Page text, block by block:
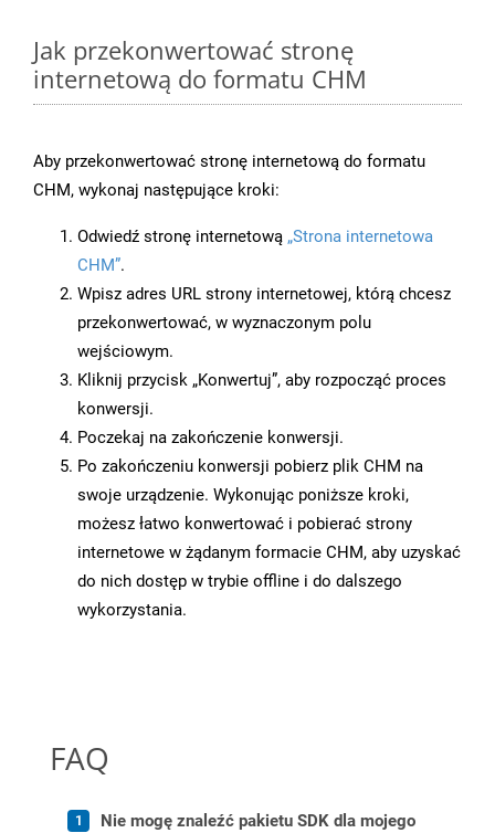
Jak przekonwertować stronę
internetową do formatu CHM
Aby przekonwertować stronę internetową do formatu
CHM, wykonaj następujące kroki:
Odwiedź stronę internetową „Strona internetowa
CHM”.
Wpisz adres URL strony internetowej, którą chcesz
przekonwertować, w wyznaczonym polu
wejściowym.
Kliknij przycisk „Konwertuj”, aby rozpocząć proces
konwersji.
Poczekaj na zakończenie konwersji.
Po zakończeniu konwersji pobierz plik CHM na
swoje urządzenie. Wykonując poniższe kroki,
możesz łatwo konwertować i pobierać strony
internetowe w żądanym formacie CHM, aby uzyskać
do nich dostęp w trybie offline i do dalszego
wykorzystania.
FAQ
Nie mogę znaleźć pakietu SDK dla mojego